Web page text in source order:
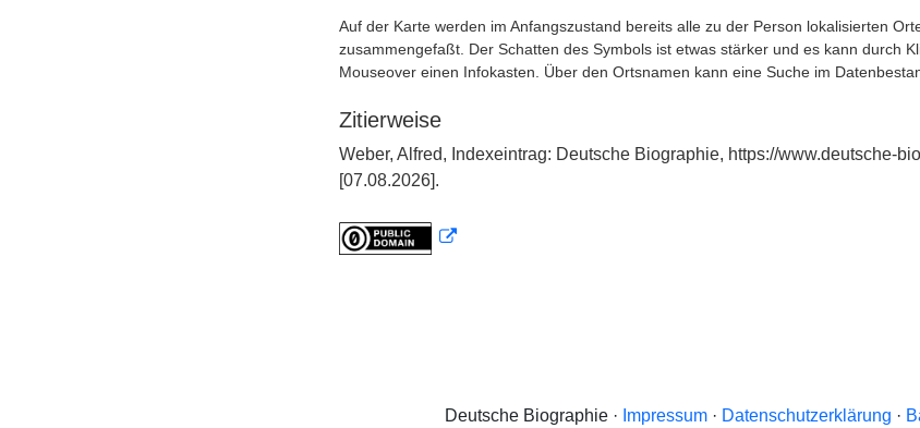
Auf der Karte werden im Anfangszustand bereits alle zu der Person lokalisierten
zusammengefaßt. Der Schatten des Symbols ist etwas stärker und es kann durch
Mouseover einen Infokasten. Über den Ortsnamen kann eine Suche im
Zitierweise
Weber, Alfred, Indexeintrag: Deutsche Biographie, https://www.deutsche-
[07.08.2026].
Deutsche Biographie · Impressum · Datenschutzerklärung ·